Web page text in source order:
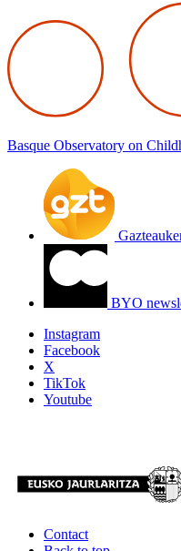
Basque Observatory on
BYO
Instagram
Facebook
X
TikTok
Youtube
Contact